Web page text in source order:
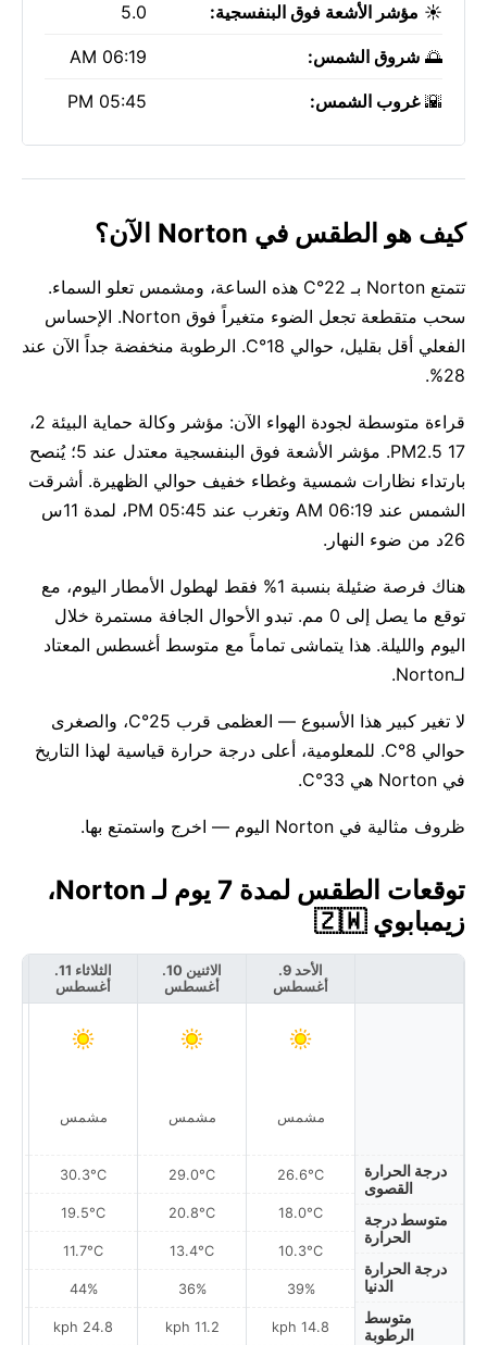
☀️ مؤشر الأشعة فوق البنفسجية: 5.0
🌅 شروق الشمس: 06:19 AM
🌇غروب الشمس: 05:45 PM
كيف هو الطقس في Norton الآن؟
تتمتع Norton بـ 22°C هذه الساعة، ومشمس تعلو السماء.
سحب متقطعة تجعل الضوء متغيراً فوق Norton. الإحساس
الفعلي أقل بقليل، حوالي 18°C. الرطوبة منخفضة جداً الآن عند
28%.
قراءة متوسطة لجودة الهواء الآن: مؤشر وكالة حماية البيئة 2،
PM2.5 17. مؤشر الأشعة فوق البنفسجية معتدل عند 5؛ يُنصح
بارتداء نظارات شمسية وغطاء خفيف حوالي الظهيرة. أشرقت
الشمس عند 06:19 AM وتغرب عند 05:45 PM، لمدة 11س
26د من ضوء النهار.
هناك فرصة ضئيلة بنسبة 1% فقط لهطول الأمطار اليوم، مع
توقع ما يصل إلى 0 مم. تبدو الأحوال الجافة مستمرة خلال
اليوم والليلة. هذا يتماشى تماماً مع متوسط أغسطس المعتاد
لـNorton.
لا تغير كبير هذا الأسبوع — العظمى قرب 25°C، والصغرى
حوالي 8°C. للمعلومية، أعلى درجة حرارة قياسية لهذا التاريخ
في Norton هي 33°C.
ظروف مثالية في Norton اليوم — اخرج واستمتع بها.
توقعات الطقس لمدة 7 يوم لـ Norton،
زيمبابوي 🇿🇼
درجة الحرارة
القصوى
متوسط درجة
الحرارة
درجة الحرارة
الدنيا
متوسط
الرطوبة
الأحد 9.
أغسطس
مشمس
26.6°C
18.0°C
10.3°C
39%
14.8 kph
الاثنين 10.
أغسطس
مشمس
29.0°C
20.8°C
13.4°C
36%
11.2 kph
الثلاثاء 11.
أغسطس
مشمس
30.3°C
19.5°C
11.7°C
44%
24.8 kph